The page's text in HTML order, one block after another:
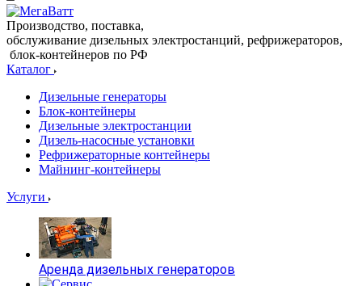
Производство, поставка,
обслуживание дизельных электростанций, рефрижераторов,
блок-контейнеров по РФ
Каталог
Дизельные генераторы
Блок-контейнеры
Дизельные электростанции
Дизель-насосные установки
Рефрижераторные контейнеры
Майнинг-контейнеры
Услуги
Аренда дизельных генераторов